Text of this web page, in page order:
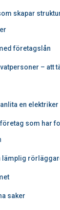
skapar
företagslån
– att
en elektriker
som har
lämplig
saker